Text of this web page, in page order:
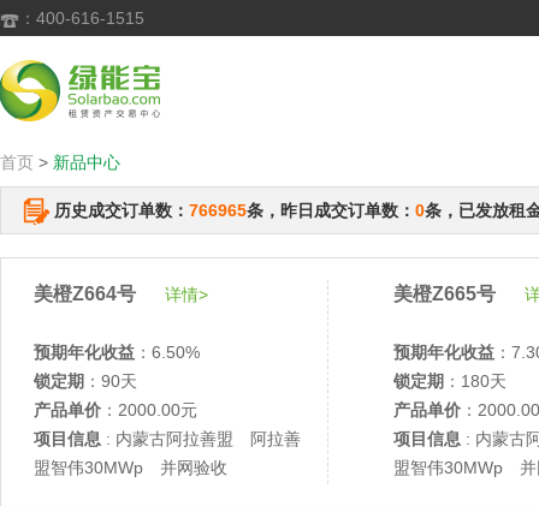
 ：400-616-1515
首页 > 新品中心
历史成交订单数： 766965条，昨日成交订单数： 0条，已发放租
美橙Z664号 详情>
预期年化收益 ：6.50%
锁定期 ：90天
产品单价 ：2000.00元
项目信息 : 内蒙古阿拉善盟 阿拉善
盟智伟30MWp 并网验收
美橙Z665号
预期年化收益 ：
锁定期 ：180天
产品单价 ：
项目信息 : 内蒙古
盟智伟30MWp 并